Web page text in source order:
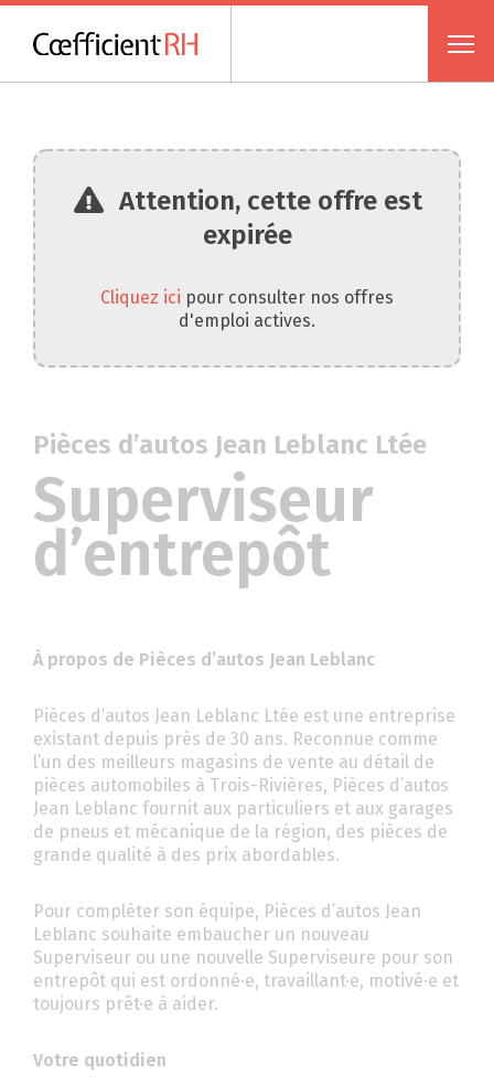
Attention, cette offre est
expirée
Cliquez ici pour consulter nos offres
d'emploi actives.
Pièces d’autos Jean Leblanc Ltée
Superviseur
d’entrepôt
À propos de Pièces d’autos Jean Leblanc
Pièces d’autos Jean Leblanc Ltée est une entreprise
existant depuis près de 30 ans. Reconnue comme
l’un des meilleurs magasins de vente au détail de
pièces automobiles à Trois-Rivières, Pièces d’autos
Jean Leblanc fournit aux particuliers et aux garages
de pneus et mécanique de la région, des pièces de
grande qualité à des prix abordables.
Pour compléter son équipe, Pièces d’autos Jean
Leblanc souhaite embaucher un nouveau
Superviseur ou une nouvelle Superviseure pour son
entrepôt qui est ordonné·e, travaillant·e, motivé·e et
toujours prêt·e à aider.
Votre quotidien